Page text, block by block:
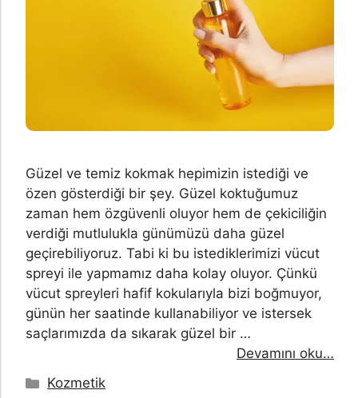
Güzel ve temiz kokmak hepimizin istediği ve
özen gösterdiği bir şey. Güzel koktuğumuz
zaman hem özgüvenli oluyor hem de çekiciliğin
verdiği mutlulukla günümüzü daha güzel
geçirebiliyoruz. Tabi ki bu istediklerimizi vücut
spreyi ile yapmamız daha kolay oluyor. Çünkü
vücut spreyleri hafif kokularıyla bizi boğmuyor,
günün her saatinde kullanabiliyor ve istersek
saçlarımızda da sıkarak güzel bir …
Devamını oku…
Kategoriler
Kozmetik